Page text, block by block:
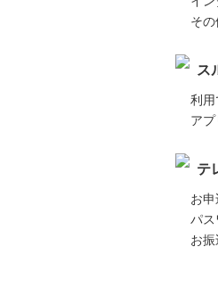
その
ス
利用
ア
テ
お
パス
お振